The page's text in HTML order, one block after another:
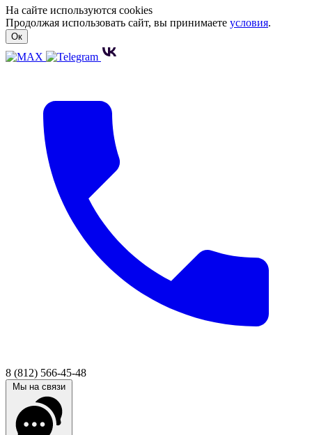
На сайте используются cookies
Продолжая использовать сайт, вы принимаете условия.
Ок
8 (812) 566-45-48
Мы на связи